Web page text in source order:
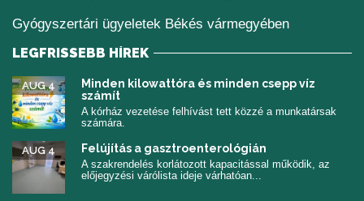
Gyógyszertári ügyeletek Békés vármegyében
LEGFRISSEBB HÍREK
Minden kilowattóra és minden csepp víz
számít
AUG 4
A kórház vezetése felhívást tett közzé a munkatársak
számára.
Felújítás a gasztroenterológián
AUG 4
A szakrendelés korlátozott kapacitással működik, az
előjegyzési várólista ideje várhatóan...